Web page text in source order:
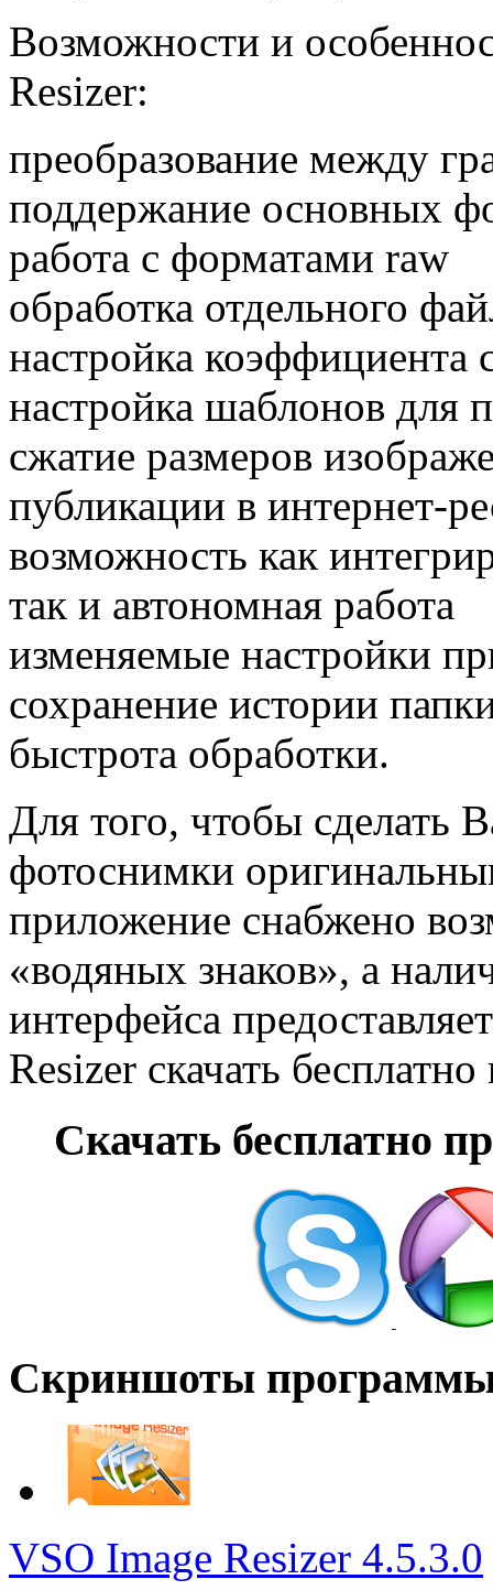
Возможности и
Resizer:
преобразование между
поддержание основных
работа с форматами raw
обработка отдельного
настройка коэффициента
настройка шаблонов для
сжатие размеров
публикации в интернет-
возможность как
так и автономная работа
изменяемые настройки
сохранение истории
быстрота обработки.
Для того, чтобы сделать
фотоснимки
приложение снабжено
«водяных знаков», а
интерфейса
Resizer скачать
Скачать бесплатно
Скриншоты
VSO Image Resizer 4.5.3.0